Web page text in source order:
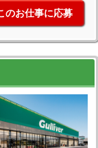
のお仕事に応募